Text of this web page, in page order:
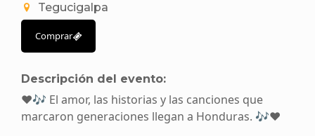
Tegucigalpa
Comprar
Descripción del evento:
❤️🎶 El amor, las historias y las canciones que
marcaron generaciones llegan a Honduras. 🎶❤️